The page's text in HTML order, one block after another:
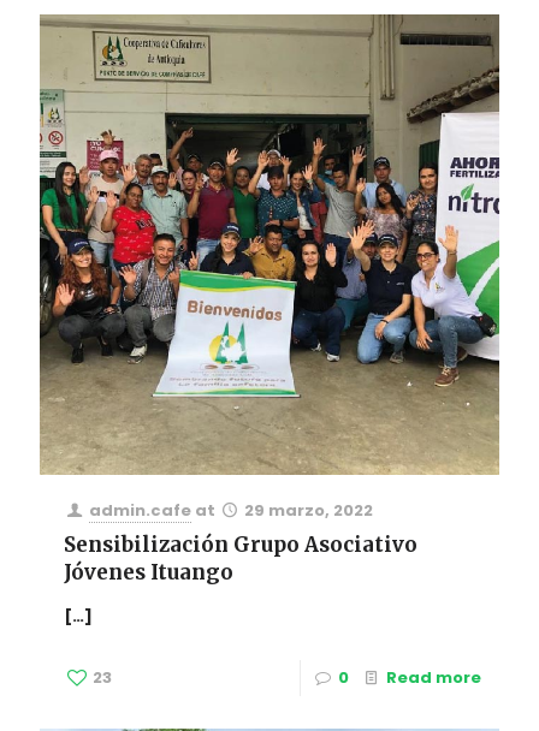
admin.cafe at 29 marzo, 2022
Sensibilización Grupo Asociativo
Jóvenes Ituango
[…]
23 0 Read more